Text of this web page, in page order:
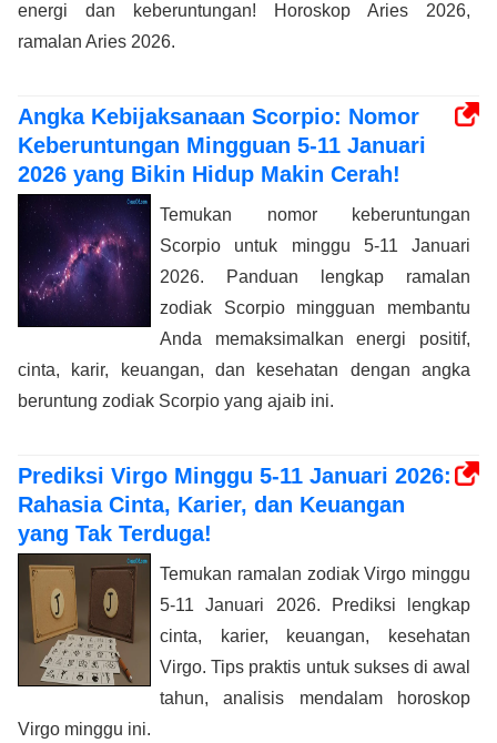
energi dan keberuntungan! Horoskop Aries 2026,
ramalan Aries 2026.
Angka Kebijaksanaan Scorpio: Nomor
Keberuntungan Mingguan 5-11 Januari
2026 yang Bikin Hidup Makin Cerah!
Temukan nomor keberuntungan
Scorpio untuk minggu 5-11 Januari
2026. Panduan lengkap ramalan
zodiak Scorpio mingguan membantu
Anda memaksimalkan energi positif,
cinta, karir, keuangan, dan kesehatan dengan angka
beruntung zodiak Scorpio yang ajaib ini.
Prediksi Virgo Minggu 5-11 Januari 2026:
Rahasia Cinta, Karier, dan Keuangan
yang Tak Terduga!
Temukan ramalan zodiak Virgo minggu
5-11 Januari 2026. Prediksi lengkap
cinta, karier, keuangan, kesehatan
Virgo. Tips praktis untuk sukses di awal
tahun, analisis mendalam horoskop
Virgo minggu ini.